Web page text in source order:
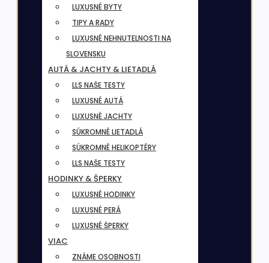
LUXUSNÉ BYTY
TIPY A RADY
LUXUSNÉ NEHNUTELNOSTI NA
SLOVENSKU
AUTÁ & JACHTY & LIETADLÁ
LLS NAŠE TESTY
LUXUSNÉ AUTÁ
LUXUSNÉ JACHTY
SÚKROMNÉ LIETADLÁ
SÚKROMNÉ HELIKOPTÉRY
LLS NAŠE TESTY
HODINKY & ŠPERKY
LUXUSNÉ HODINKY
LUXUSNÉ PERÁ
LUXUSNÉ ŠPERKY
VIAC
ZNÁME OSOBNOSTI